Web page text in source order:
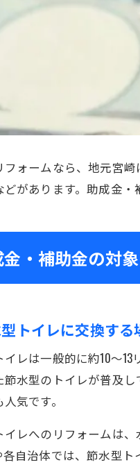
フォームなら、地元宮
どがあります。助成金
・補助金の対
トイレに交換する
レは一般的に約10～
節水型のトイレが普及
気です。
イレへのリフォームは
各自治体では、節水型